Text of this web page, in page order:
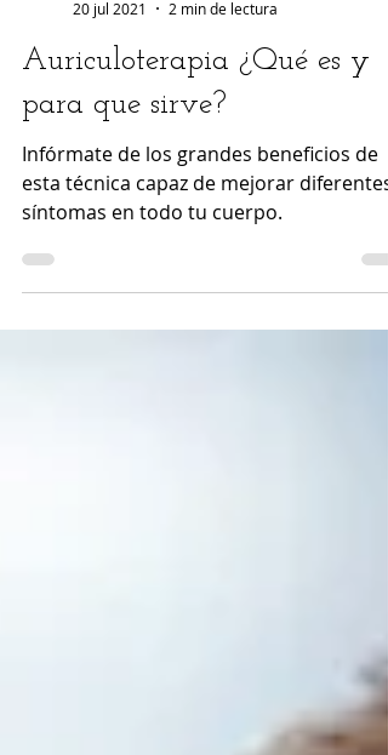
20 jul 2021
2 min de lectura
Auriculoterapia ¿Qué es y
para que sirve?
Infórmate de los grandes beneficios de
esta técnica capaz de mejorar diferentes
síntomas en todo tu cuerpo.